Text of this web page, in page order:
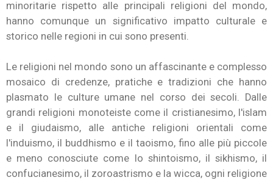
minoritarie rispetto alle principali religioni del mondo,
hanno comunque un significativo impatto culturale e
storico nelle regioni in cui sono presenti.
Le religioni nel mondo sono un affascinante e complesso
mosaico di credenze, pratiche e tradizioni che hanno
plasmato le culture umane nel corso dei secoli. Dalle
grandi religioni monoteiste come il cristianesimo, l'islam
e il giudaismo, alle antiche religioni orientali come
l'induismo, il buddhismo e il taoismo, fino alle più piccole
e meno conosciute come lo shintoismo, il sikhismo, il
confucianesimo, il zoroastrismo e la wicca, ogni religione